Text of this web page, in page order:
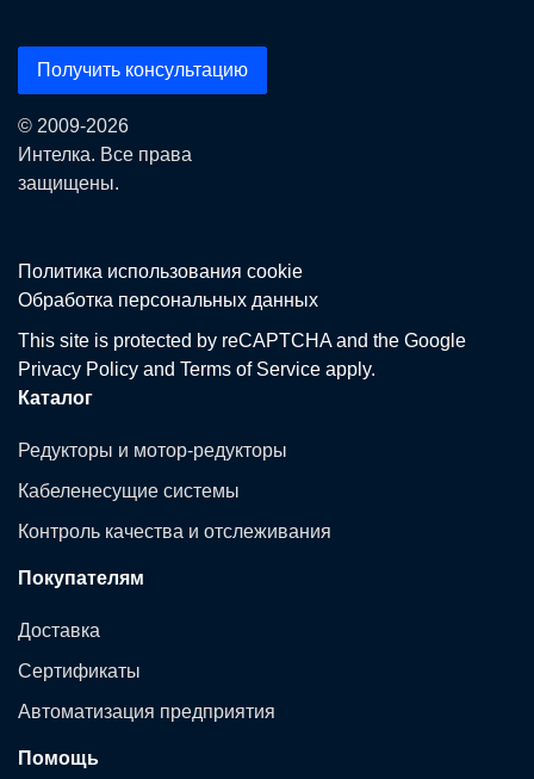
Получить консультацию
© 2009-2026
Интелка. Все права
защищены.
Политика использования сookie
Обработка персональных данных
This site is protected by reCAPTCHA and the Google
Privacy Policy and Terms of Service apply.
Каталог
Редукторы и мотор-редукторы
Кабеленесущие системы
Контроль качества и отслеживания
Покупателям
Доставка
Сертификаты
Автоматизация предприятия
Помощь